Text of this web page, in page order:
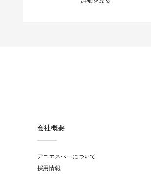
会社概要
アニエスべーについて
採用情報